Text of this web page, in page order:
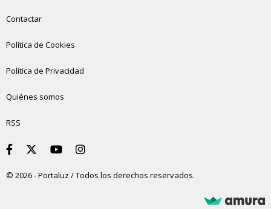
Contactar
Política de Cookies
Política de Privacidad
Quiénes somos
RSS
© 2026 - Portaluz / Todos los derechos reservados.